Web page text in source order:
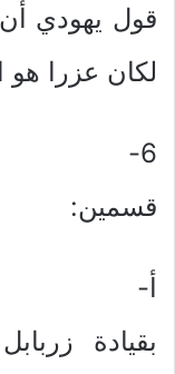
قول يهودي
لكان عزرا
6-
قسمين:
أ‌- رجوع
بقيادة